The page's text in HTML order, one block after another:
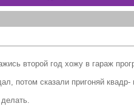
второй год хожу в гараж
потом сказали пригоняй